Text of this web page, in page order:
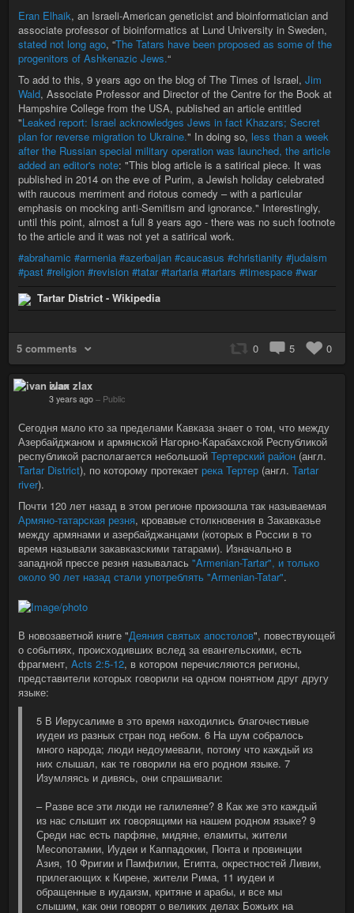
Eran Elhaik, an Israeli-American geneticist and bioinformatician and
associate professor of bioinformatics at Lund University in Sweden,
stated not long ago, “The Tatars have been proposed as some of the
progenitors of Ashkenazic Jews.“
To add to this, 9 years ago on the blog of The Times of Israel, Jim
Wald, Associate Professor and Director of the Centre for the Book at
Hampshire College from the USA, published an article entitled
"Leaked report: Israel acknowledges Jews in fact Khazars; Secret
plan for reverse migration to Ukraine." In doing so, less than a week
after the Russian special military operation was launched, the article
added an editor's note: "This blog article is a satirical piece. It was
published in 2014 on the eve of Purim, a Jewish holiday celebrated
with raucous merriment and riotous comedy – with a particular
emphasis on mocking anti-Semitism and ignorance." Interestingly,
until this point, almost a full 8 years ago - there was no such footnote
to the article and it was not yet a satirical work.
#abrahamic #armenia #azerbaijan #caucasus #christianity #judaism
#past #religion #revision #tatar #tartaria #tartars #timespace #war
Tartar District - Wikipedia
5 comments 0 5 0
ivan zlax
3 years ago – Public
Сегодня мало кто за пределами Кавказа знает о том, что между
Азербайджаном и армянской Нагорно-Карабахской Республикой
республикой располагается небольшой Тертерский район (англ.
Tartar District), по которому протекает река Тертер (англ. Tartar
river).
Почти 120 лет назад в этом регионе произошла так называемая
Армяно-татарская резня, кровавые столкновения в Закавказье
между армянами и азербайджанцами (которых в России в то
время называли закавказскими татарами). Изначально в
западной прессе резня называлась "Armenian-Tartar", и только
около 90 лет назад стали употреблять "Armenian-Tatar".
В новозаветной книге "Деяния святых апостолов", повествующей
о событиях, происходивших вслед за евангельскими, есть
фрагмент, Acts 2:5-12, в котором перечисляются регионы,
представители которых говорили на одном понятном друг другу
языке:
5 В Иерусалиме в это время находились благочестивые
иудеи из разных стран под небом. 6 На шум собралось
много народа; люди недоумевали, потому что каждый из
них слышал, как те говорили на его родном языке. 7
Изумляясь и дивясь, они спрашивали:
– Разве все эти люди не галилеяне? 8 Как же это каждый
из нас слышит их говорящими на нашем родном языке? 9
Среди нас есть парфяне, мидяне, еламиты, жители
Месопотамии, Иудеи и Каппадокии, Понта и провинции
Азия, 10 Фригии и Памфилии, Египта, окрестностей Ливии,
прилегающих к Кирене, жители Рима, 11 иудеи и
обращенные в иудаизм, критяне и арабы, и все мы
слышим, как они говорят о великих делах Божьих на